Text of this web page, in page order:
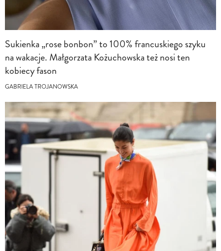
Sukienka „rose bonbon” to 100% francuskiego szyku
na wakacje. Małgorzata Kożuchowska też nosi ten
kobiecy fason
GABRIELA TROJANOWSKA